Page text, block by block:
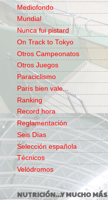
Mediofondo
Mundial
Nunca fui pistard
On Track to Tokyo
Otros Campeonatos
Otros Juegos
Paraciclismo
París bien vale...
Ranking
Record hora
Reglamentación
Seis Días
Selección española
Técnicos
Velódromos
NUTRICIÓN...Y MUCHO MÁS